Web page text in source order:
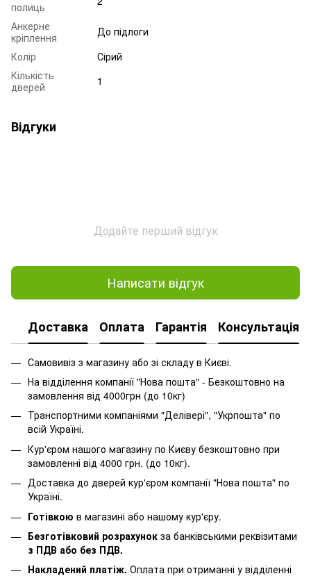
полиць
Анкерне
кріплення
До підлоги
Колір
Сірий
Кількість
дверей
1
Відгуки
Додайте перший відгук
Написати відгук
Доставка Оплата Гарантія Консультація
Самовивіз з магазину або зі складу в Києві.
На відділення компанії "Нова пошта" - Безкоштовно на
замовлення від 4000грн (до 10кг)
Транспортними компаніями "Делівері", "Укрпошта" по
всій Україні.
Кур'єром нашого магазину по Києву безкоштовно при
замовленні від 4000 грн. (до 10кг).
Доставка до дверей кур'єром компанії "Нова пошта" по
Україні.
Готівкою в магазині або нашому кур'єру.
Безготівковий розрахунок за банківськими реквізитами
з ПДВ або без ПДВ.
Накладений платіж. Оплата при отриманні у відділенні